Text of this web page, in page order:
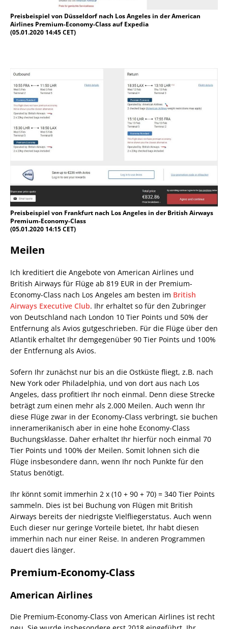
Preisbeispiel von Düsseldorf nach Los Angeles in der American
Airlines Premium-Economy-Class auf Expedia
(05.01.2020 14:45 CET)
Preisbeispiel von Frankfurt nach Los Angeles in der British Airways
Premium-Economy-Class
(05.01.2020 14:15 CET)
Meilen
Ich kreditiert die Angebote von American Airlines und
British Airways für Flüge ab 819 EUR in der Premium-
Economy-Class nach Los Angeles am besten im British
Airways Executive Club. Ihr erhaltet so für den Zubringer
von Deutschland nach London 10 Tier Points und 50% der
Entfernung als Avios gutgeschrieben. Für die Flüge über den
Atlantik erhaltet Ihr demgegenüber 90 Tier Points und 100%
der Entfernung als Avios.
Sofern Ihr zunächst nur bis an die Ostküste fliegt, z.B. nach
New York oder Philadelphia, und von dort aus nach Los
Angeles, dass profitiert Ihr noch einmal. Denn diese Strecke
beträgt zum einen mehr als 2.000 Meilen. Auch wenn Ihr
diese Flüge zwar in der Economy-Class verbringt, sie buchen
inneramerikanisch aber in eine hohe Economy-Class
Buchungsklasse. Daher erhaltet Ihr hierfür noch einmal 70
Tier Points und 100% der Meilen. Somit lohnen sich die
Flüge insbesondere dann, wenn Ihr noch Punkte für den
Status benötigt.
Ihr könnt somit immerhin 2 x (10 + 90 + 70) = 340 Tier Points
sammeln. Dies ist bei Buchung von Flügen mit British
Airways bereits der niedrigste Vielfliegerstatus. Auch wenn
Euch dieser nur geringe Vorteile bietet, Ihr habt diesen
immerhin nach nur einer Reise. In anderen Programmen
dauert dies länger.
Premium-Economy-Class
American Airlines
Die Premium-Economy-Class von American Airlines ist recht